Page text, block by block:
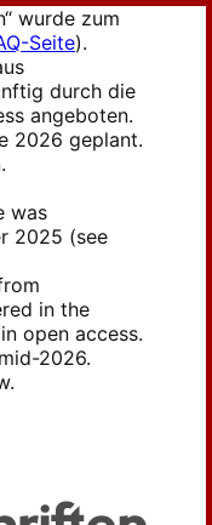
wurde zum
Seite).
durch die
angeboten.
2026 geplant.
was
2025 (see
in the
open access.
2026.